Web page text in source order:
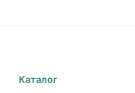
Каталог